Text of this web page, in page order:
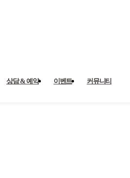
상담 & 예약 이벤트 커뮤니티